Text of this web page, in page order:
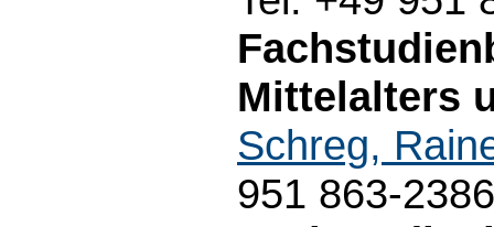
Mittelalters
Schreg,
951 863-2386